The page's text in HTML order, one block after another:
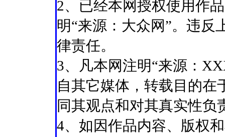
2、已经本网授权使用作
明“来源：大众网”。违反
律责任。
3、凡本网注明“来源：
自其它媒体，转载目的在
同其观点和对其真实性负
4、如因作品内容、版权